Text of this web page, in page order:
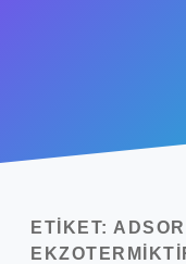
Yasal Uyarı
ETIKET: